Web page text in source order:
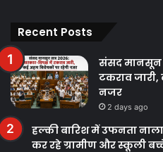
Recent Posts
संसद मानसून
टकराव
नजर
2 days ago
हल्की बारिश में उफनता
कर रहे ग्रामीण और स्कूली